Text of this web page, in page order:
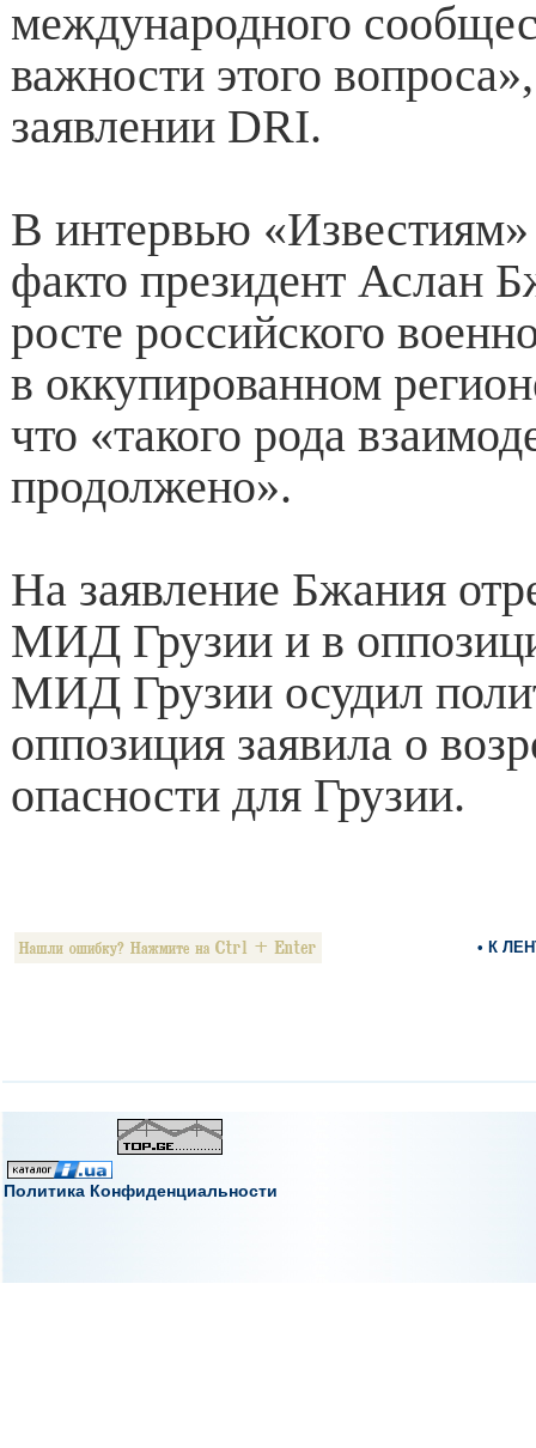
международного
важности этого
заявлении DRI.
В интервью «Известиям»
факто президент Аслан
росте российского
в оккупированном
что «такого рода
продолжено».
На заявление Бжания
МИД Грузии и в
МИД Грузии осудил
оппозиция заявила о
опасности для Грузии.
• К
Политика Конфиденциальности